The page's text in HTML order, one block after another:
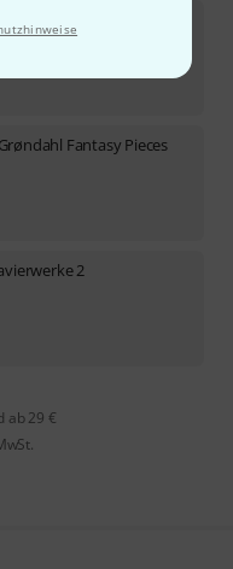
Fantasy Pieces
2
ab 29 €